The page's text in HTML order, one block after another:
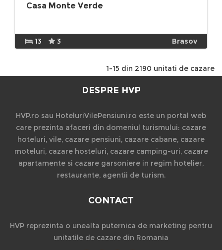
Casa Monte Verde
13 3 Brasov
1-15 din 2190 unitati de cazare
DESPRE HVP
HVP.ro sau HoteluriVilePensiuni.ro este un portal web
care prezinta afaceri din domeniul turismului: cazare
hoteluri, vile, cazare pensiuni, cazare cabane, cazare
moteluri, cazare hosteluri, cazare camping-uri, cazare
apartamente si cazare garsoniere in regim hotelier,
restaurante, agentii de turism.
CONTACT
HVP reprezinta o unealta puternica de marketing pentru
unitatile de cazare din Romania